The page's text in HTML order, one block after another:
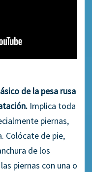
de la pesa rusa
Implica toda
piernas,
Colócate de pie,
nchura de los
piernas con una o